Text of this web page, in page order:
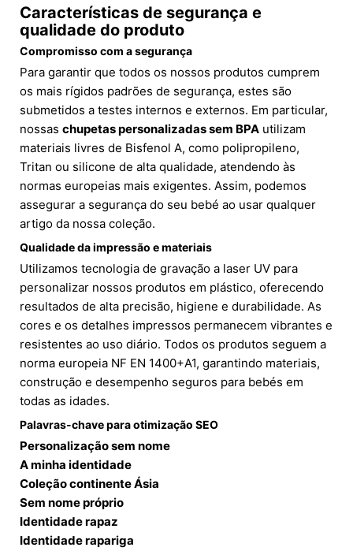
Características de segurança e
qualidade do produto
Compromisso com a segurança
Para garantir que todos os nossos produtos cumprem
os mais rígidos padrões de segurança, estes são
submetidos a testes internos e externos. Em particular,
nossas chupetas personalizadas sem BPA utilizam
materiais livres de Bisfenol A, como polipropileno,
Tritan ou silicone de alta qualidade, atendendo às
normas europeias mais exigentes. Assim, podemos
assegurar a segurança do seu bebé ao usar qualquer
artigo da nossa coleção.
Qualidade da impressão e materiais
Utilizamos tecnologia de gravação a laser UV para
personalizar nossos produtos em plástico, oferecendo
resultados de alta precisão, higiene e durabilidade. As
cores e os detalhes impressos permanecem vibrantes e
resistentes ao uso diário. Todos os produtos seguem a
norma europeia NF EN 1400+A1, garantindo materiais,
construção e desempenho seguros para bebés em
todas as idades.
Palavras-chave para otimização SEO
Personalização sem nome
A minha identidade
Coleção continente Ásia
Sem nome próprio
Identidade rapaz
Identidade rapariga